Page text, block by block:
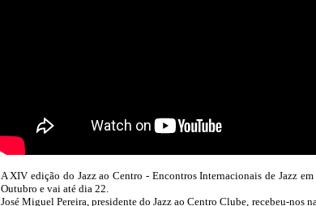
A XIV edição do Jazz ao Centro - Encontros Internacionais de Jazz
Outubro e vai até dia 22.
José Miguel Pereira, presidente do Jazz ao Centro Clube, recebeu-nos